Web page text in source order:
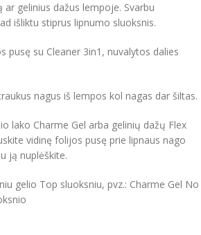
ar gelinius dažus lempoje. Svarbu
išliktu stiprus lipnumo sluoksnis.
pusę su Cleaner 3in1, nuvalytos dalies
nagus iš lempos kol nagas dar šiltas.
lako Charme Gel arba gelinių dažų Flex
vidinę folijos pusę prie lipnaus nago
ją nuplėškite.
gelio Top sluoksniu, pvz.: Charme Gel No